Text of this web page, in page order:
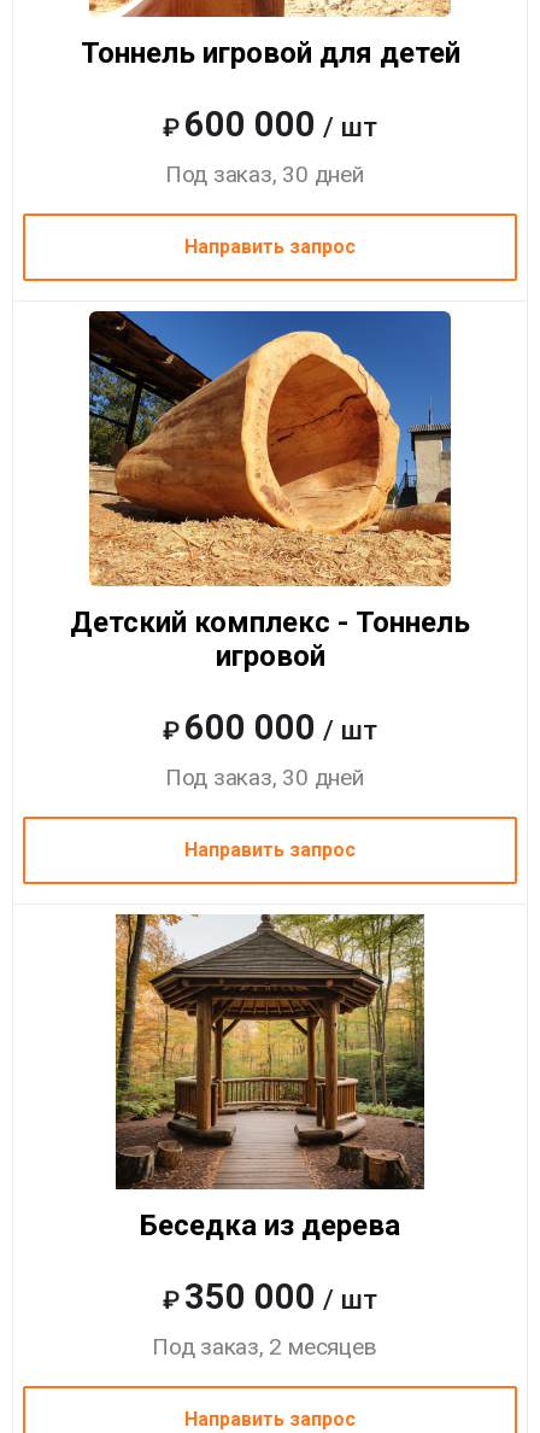
Тоннель игровой для детей
₽ 600 000 / шт
Под заказ, 30 дней
Направить запрос
Детский комплекс - Тоннель
игровой
₽ 600 000 / шт
Под заказ, 30 дней
Направить запрос
Беседка из дерева
₽ 350 000 / шт
Под заказ, 2 месяцев
Направить запрос